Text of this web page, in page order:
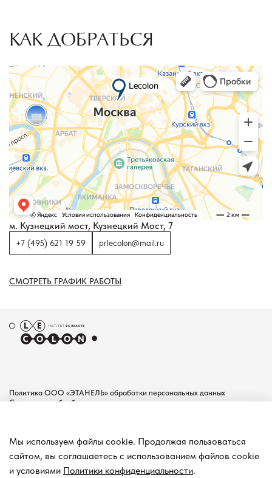
м. Кузнецкий мост, Кузнецкий Мост, 7
+7 (495) 621 19 59 prlecolon@mail.ru
СМОТРЕТЬ ГРАФИК РАБОТЫ
КАК ДОБРАТЬСЯ
Политика ООО «ЭТАНЕЛЬ» обработки персональных данных
Согласие на обработку персональных данных
Контакты
Покупателям
Мы используем файлы cookie. Продолжая пользоваться
сайтом, вы соглашаетесь с использованием файлов cookie
и условиями Политики конфиденциальности.